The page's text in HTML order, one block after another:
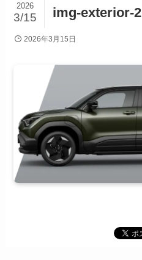
img-exterior-2
2026
3/15
2026年3月15日